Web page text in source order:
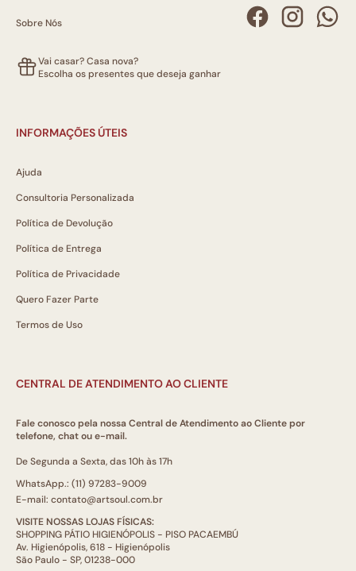
Sobre Nós
Vai casar? Casa nova?
Escolha os presentes que deseja ganhar
INFORMAÇÕES ÚTEIS
Ajuda
Consultoria Personalizada
Política de Devolução
Política de Entrega
Política de Privacidade
Quero Fazer Parte
Termos de Uso
CENTRAL DE ATENDIMENTO AO CLIENTE
Fale conosco pela nossa Central de Atendimento ao Cliente por
telefone, chat ou e-mail.
De Segunda a Sexta, das 10h às 17h
WhatsApp.: (11) 97283-9009
E-mail: contato@artsoul.com.br
VISITE NOSSAS LOJAS FÍSICAS:
SHOPPING PÁTIO HIGIENÓPOLIS - PISO PACAEMBÚ
Av. Higienópolis, 618 - Higienópolis
São Paulo - SP, 01238-000